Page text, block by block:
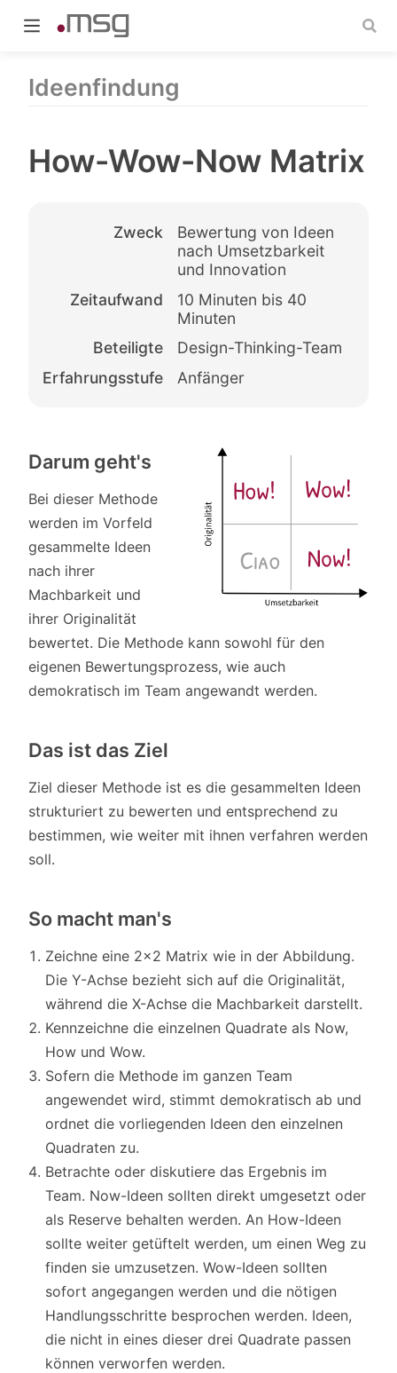
Ideenfindung
How-Wow-Now Matrix
Zweck
Bewertung von Ideen
nach Umsetzbarkeit
und Innovation
Zeitaufwand
10 Minuten bis 40
Minuten
Beteiligte
Design-Thinking-Team
Erfahrungsstufe
Anfänger
Darum geht's
Bei dieser Methode
werden im Vorfeld
gesammelte Ideen
nach ihrer
Machbarkeit und
ihrer Originalität
bewertet. Die Methode kann sowohl für den
eigenen Bewertungsprozess, wie auch
demokratisch im Team angewandt werden.
Das ist das Ziel
Ziel dieser Methode ist es die gesammelten Ideen
strukturiert zu bewerten und entsprechend zu
bestimmen, wie weiter mit ihnen verfahren werden
soll.
So macht man's
Zeichne eine 2x2 Matrix wie in der Abbildung.
Die Y-Achse bezieht sich auf die Originalität,
während die X-Achse die Machbarkeit darstellt.
Kennzeichne die einzelnen Quadrate als Now,
How und Wow.
Sofern die Methode im ganzen Team
angewendet wird, stimmt demokratisch ab und
ordnet die vorliegenden Ideen den einzelnen
Quadraten zu.
Betrachte oder diskutiere das Ergebnis im
Team. Now-Ideen sollten direkt umgesetzt oder
als Reserve behalten werden. An How-Ideen
sollte weiter getüftelt werden, um einen Weg zu
finden sie umzusetzen. Wow-Ideen sollten
sofort angegangen werden und die nötigen
Handlungsschritte besprochen werden. Ideen,
die nicht in eines dieser drei Quadrate passen
können verworfen werden.